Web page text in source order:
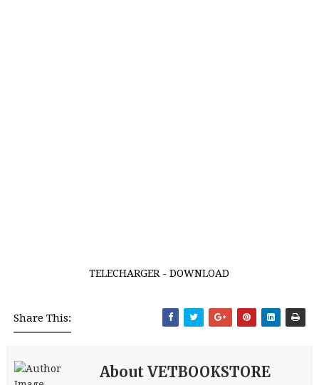
TELECHARGER - DOWNLOAD
Share This:
About VETBOOKSTORE